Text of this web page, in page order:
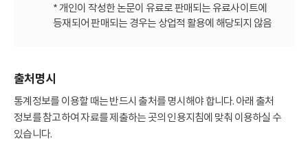
* 개인이 작성한 논문이 유료로 판매되는 유료사이트에
등재되어 판매되는 경우는 상업적 활용에 해당되지 않음
출처명시
통계정보를 이용할 때는 반드시 출처를 명시해야 합니다. 아래 출처
정보를 참고하여 자료를 제출하는 곳의 인용지침에 맞춰 이용하실 수
있습니다.